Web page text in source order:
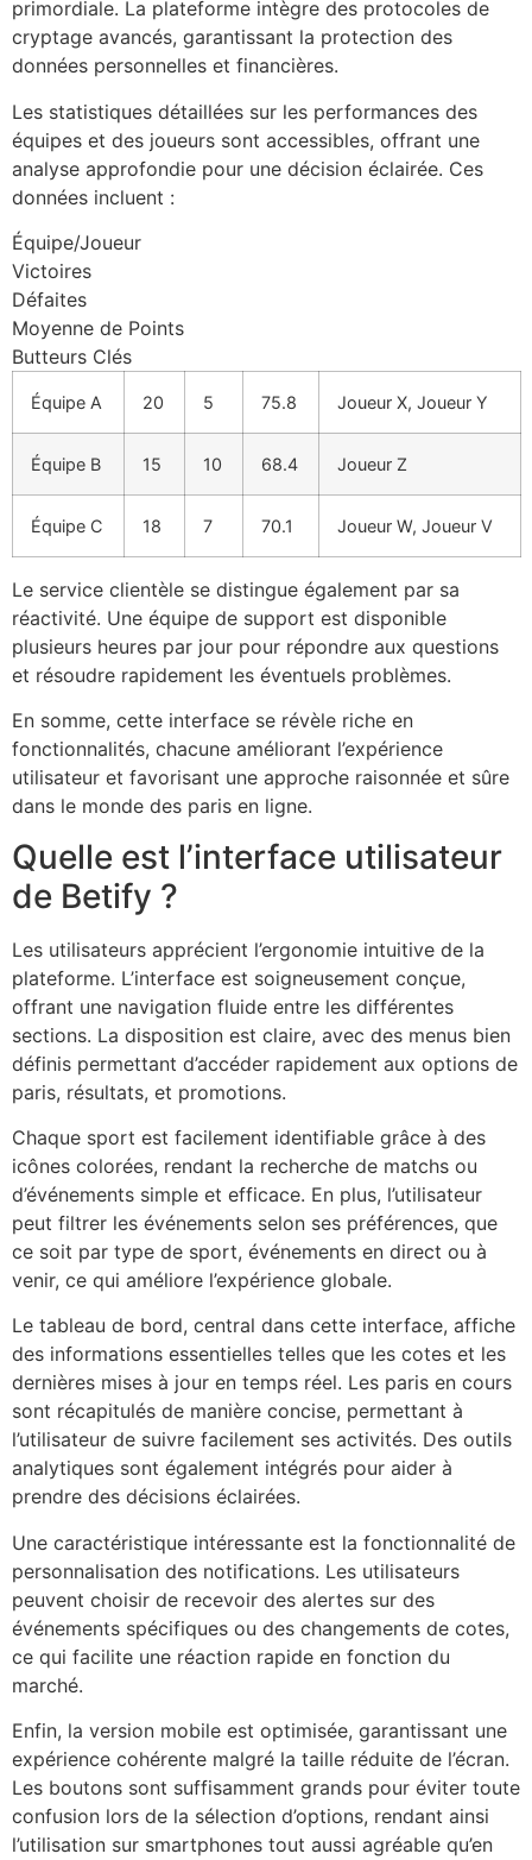
primordiale. La plateforme intègre des protocoles de
cryptage avancés, garantissant la protection des
données personnelles et financières.
Les statistiques détaillées sur les performances des
équipes et des joueurs sont accessibles, offrant une
analyse approfondie pour une décision éclairée. Ces
données incluent :
Équipe/Joueur
Victoires
Défaites
Moyenne de Points
Butteurs Clés
Équipe A 20 5 75.8 Joueur X, Joueur Y
Équipe B 15 10 68.4 Joueur Z
Équipe C 18 7 70.1 Joueur W, Joueur V
Le service clientèle se distingue également par sa
réactivité. Une équipe de support est disponible
plusieurs heures par jour pour répondre aux questions
et résoudre rapidement les éventuels problèmes.
En somme, cette interface se révèle riche en
fonctionnalités, chacune améliorant l’expérience
utilisateur et favorisant une approche raisonnée et sûre
dans le monde des paris en ligne.
Quelle est l’interface utilisateur
de Betify ?
Les utilisateurs apprécient l’ergonomie intuitive de la
plateforme. L’interface est soigneusement conçue,
offrant une navigation fluide entre les différentes
sections. La disposition est claire, avec des menus bien
définis permettant d’accéder rapidement aux options de
paris, résultats, et promotions.
Chaque sport est facilement identifiable grâce à des
icônes colorées, rendant la recherche de matchs ou
d’événements simple et efficace. En plus, l’utilisateur
peut filtrer les événements selon ses préférences, que
ce soit par type de sport, événements en direct ou à
venir, ce qui améliore l’expérience globale.
Le tableau de bord, central dans cette interface, affiche
des informations essentielles telles que les cotes et les
dernières mises à jour en temps réel. Les paris en cours
sont récapitulés de manière concise, permettant à
l’utilisateur de suivre facilement ses activités. Des outils
analytiques sont également intégrés pour aider à
prendre des décisions éclairées.
Une caractéristique intéressante est la fonctionnalité de
personnalisation des notifications. Les utilisateurs
peuvent choisir de recevoir des alertes sur des
événements spécifiques ou des changements de cotes,
ce qui facilite une réaction rapide en fonction du
marché.
Enfin, la version mobile est optimisée, garantissant une
expérience cohérente malgré la taille réduite de l’écran.
Les boutons sont suffisamment grands pour éviter toute
confusion lors de la sélection d’options, rendant ainsi
l’utilisation sur smartphones tout aussi agréable qu’en